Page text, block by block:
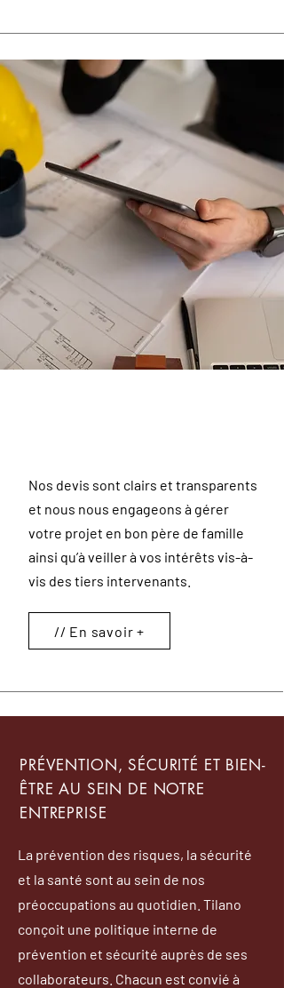
Nos devis sont clairs et transparents
et nous nous engageons à gérer
votre projet en bon père de famille
ainsi qu’à veiller à vos intérêts vis-à-
vis des tiers intervenants.
// En savoir +
PRÉVENTION, SÉCURITÉ ET BIEN-
ÊTRE AU SEIN DE NOTRE
ENTREPRISE
La prévention des risques, la sécurité
et la santé sont au sein de nos
préoccupations au quotidien. Tilano
conçoit une politique interne de
prévention et sécurité auprès de ses
collaborateurs. Chacun est convié à